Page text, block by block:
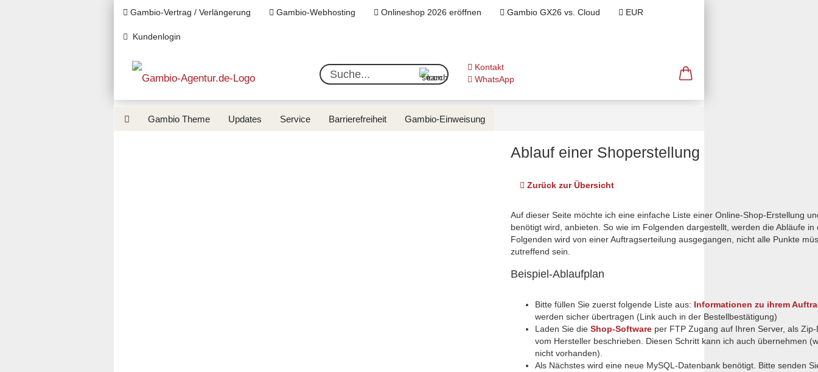
Gambio-Vertrag / Verlängerung Gambio-Webhosting Onlineshop 2026 eröffnen Gambio GX26 vs. Cloud EUR
Kundenlogin
Suche...Kontakt
WhatsApp
Gambio Theme Updates Service Barrierefreiheit Gambio-Einweisung
Ablauf einer Shoperstellung
Zurück zur Übersicht
Auf dieser Seite möchte ich eine einfache Liste einer Online-Shop-Erstellung
benötigt wird, anbieten. So wie im Folgenden dargestellt, werden die Abläufe in
Folgenden wird von einer Auftragserteilung ausgegangen, nicht alle Punkte
zutreffend sein.
Beispiel-Ablaufplan
Bitte füllen Sie zuerst folgende Liste aus: Informationen zu ihrem
werden sicher übertragen (Link auch in der Bestellbestätigung)
Laden Sie die Shop-Softwareper FTP Zugang auf Ihren Server, als Zip-
vom Hersteller beschrieben. Diesen Schritt kann ich auch übernehmen
nicht vorhanden).
Als Nächstes wird eine neue MySQL-Datenbank benötigt. Bitte senden